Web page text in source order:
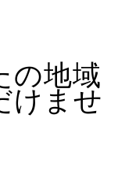
の地域
けませ